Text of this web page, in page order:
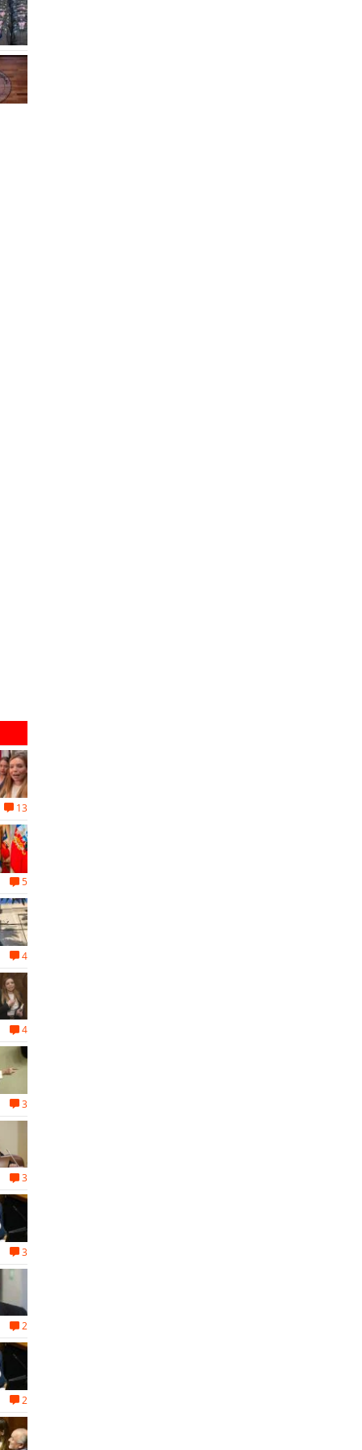
13
5
4
4
3
3
3
2
2